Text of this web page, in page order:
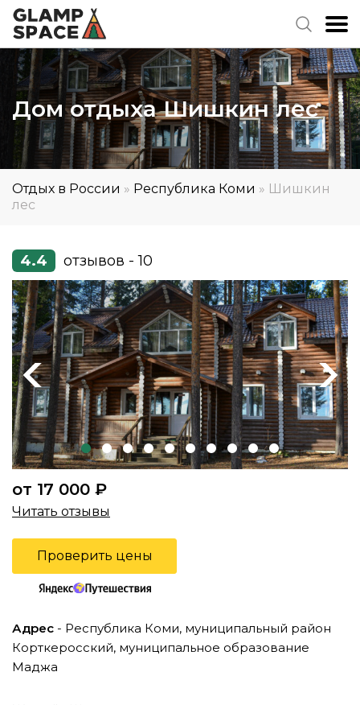
Дом отдыха Шишкин лес
Отдых в России » Республика Коми » Шишкин
лес
4.4 отзывов - 10
Previous Next
от 17 000 ₽
Читать отзывы
Проверить цены
Адрес - Республика Коми, муниципальный район
Корткеросский, муниципальное образование
Маджа